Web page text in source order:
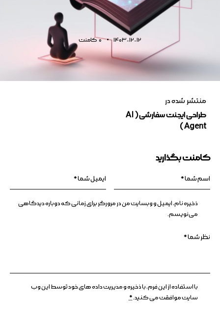
1403-12-12
0 کامنت
منتشر شده در
طراحی ایجنت سفارشی ( AI
Agent )
کامنت بگذارید
ذخیره نام، ایمیل و وبسایت من در مرورگر برای زمانی که دوباره دیدگاهی
می‌نویسم.
با استفاده از این فرم، با ذخیره و مدیریت داده های خود توسط این وب
سایت موافقت می کنید.*